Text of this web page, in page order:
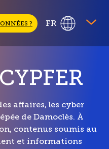
? FR
affaires, les cyber
de Damoclès. À
contenus soumis au
et informations